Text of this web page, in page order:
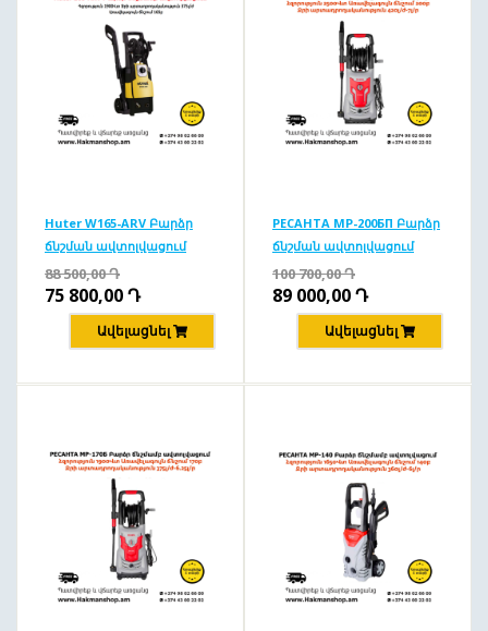
Huter W165-ARV Բարձր
ճնշման ավտոլվացում
165բ/1900Վտ
88 500,00Դ
75 800,00Դ
Ավելացնել
РЕСАНТА MP-200БП Բարձր
ճնշման ավտոլվացում
200բ/2500Վտ
100 700,00Դ
89 000,00Դ
Ավելացնել